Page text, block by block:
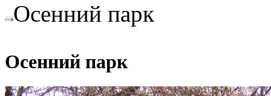
Осенний парк
Осенний парк